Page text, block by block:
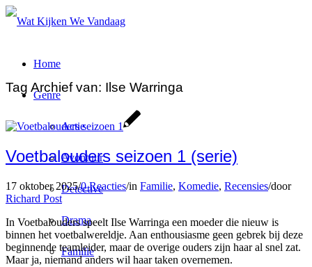
Home
Genre
Actie
Avontuur
Detective
Drama
Familie
Tag Archief van: Ilse Warringa
Voetbalouders seizoen 1 (serie)
17 oktober 2025/0 Reacties/in Familie, Komedie, Recensies/door
Richard Post
In Voetbalouders speelt Ilse Warringa een moeder die nieuw is
binnen het voetbalwereldje. Aan enthousiasme geen gebrek bij deze
beginnende teamleider, maar de overige ouders zijn haar al snel zat.
Maar ja, niemand anders wil haar taken overnemen.